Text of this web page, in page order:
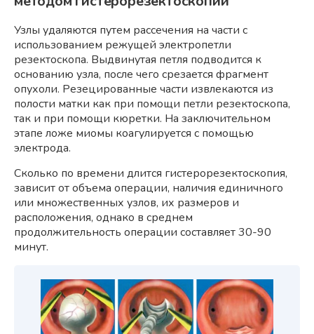
Узлы удаляются путем рассечения на части с
использованием режущей электропетли
резектоскопа. Выдвинутая петля подводится к
основанию узла, после чего срезается фрагмент
опухоли. Резецированные части извлекаются из
полости матки как при помощи петли резектоскопа,
так и при помощи кюретки. На заключительном
этапе ложе миомы коагулируется с помощью
электрода.
Сколько по времени длится гистерорезектоскопия,
зависит от объема операции, наличия единичного
или множественных узлов, их размеров и
расположения, однако в среднем
продолжительность операции составляет 30-90
минут.